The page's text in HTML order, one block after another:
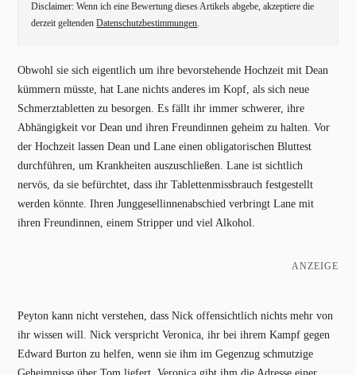
Disclaimer: Wenn ich eine Bewertung dieses Artikels abgebe, akzeptiere die
derzeit geltendenDatenschutzbestimmungen.
Obwohl sie sich eigentlich um ihre bevorstehende Hochzeit mit Dean
kümmern müsste, hat Lane nichts anderes im Kopf, als sich neue
Schmerztabletten zu besorgen. Es fällt ihr immer schwerer, ihre
Abhängigkeit vor Dean und ihren Freundinnen geheim zu halten. Vor
der Hochzeit lassen Dean und Lane einen obligatorischen Bluttest
durchführen, um Krankheiten auszuschließen. Lane ist sichtlich
nervös, da sie befürchtet, dass ihr Tablettenmissbrauch festgestellt
werden könnte. Ihren Junggesellinnenabschied verbringt Lane mit
ihren Freundinnen, einem Stripper und viel Alkohol.
ANZEIGE
Peyton kann nicht verstehen, dass Nick offensichtlich nichts mehr von
ihr wissen will. Nick verspricht Veronica, ihr bei ihrem Kampf gegen
Edward Burton zu helfen, wenn sie ihm im Gegenzug schmutzige